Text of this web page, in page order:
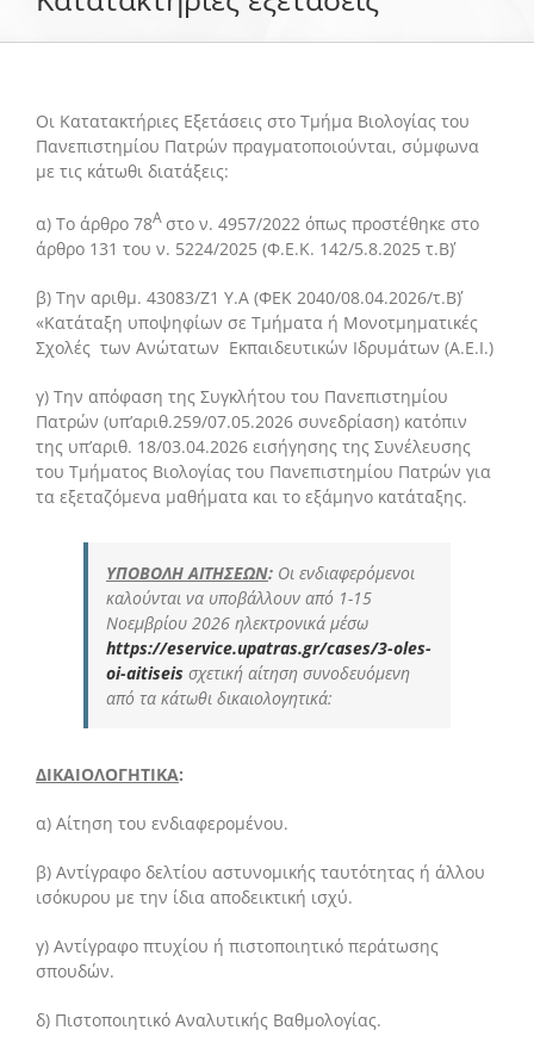
Μουσεία
Προπτυχιακές Σπουδές
Μεταπτυχιακές Σπουδές
Προσωπικό
Ανακοινώσεις
Οι Kατατακτήριες Εξετάσεις στο Τμήμα Βιολογίας του
Πανεπιστημίου Πατρών πραγματοποιούνται, σύμφωνα
με τις κάτωθι διατάξεις:
α) Το άρθρο 78Α στο ν. 4957/2022 όπως προστέθηκε στο
άρθρο 131 του ν. 5224/2025 (Φ.Ε.Κ. 142/5.8.2025 τ.Β΄)
β) Την αριθμ. 43083/Ζ1 Υ.Α (ΦΕΚ 2040/08.04.2026/τ.Β΄)
«Κατάταξη υποψηφίων σε Τμήματα ή Μονοτμηματικές
Σχολές των Ανώτατων Εκπαιδευτικών Ιδρυμάτων (Α.Ε.Ι.)
γ) Την απόφαση της Συγκλήτου του Πανεπιστημίου
Πατρών (υπ’αριθ.259/07.05.2026 συνεδρίαση) κατόπιν
της υπ’αριθ. 18/03.04.2026 εισήγησης της Συνέλευσης
του Τμήματος Βιολογίας του Πανεπιστημίου Πατρών για
τα εξεταζόμενα μαθήματα και το εξάμηνο κατάταξης.
ΥΠΟΒΟΛΗ ΑΙΤΗΣΕΩΝ: Οι ενδιαφερόμενοι
καλούνται να υποβάλλουν από 1-15
Νοεμβρίου 2026 ηλεκτρονικά μέσω
https://eservice.upatras.gr/cases/3-oles-
oi-aitiseis σχετική αίτηση συνοδευόμενη
από τα κάτωθι δικαιολογητικά:
ΔΙΚΑΙΟΛΟΓΗΤΙΚΑ:
α) Αίτηση του ενδιαφερομένου.
β) Αντίγραφο δελτίου αστυνομικής ταυτότητας ή άλλου
ισόκυρου με την ίδια αποδεικτική ισχύ.
γ) Αντίγραφο πτυχίου ή πιστοποιητικό περάτωσης
σπουδών.
δ) Πιστοποιητικό Αναλυτικής Βαθμολογίας.